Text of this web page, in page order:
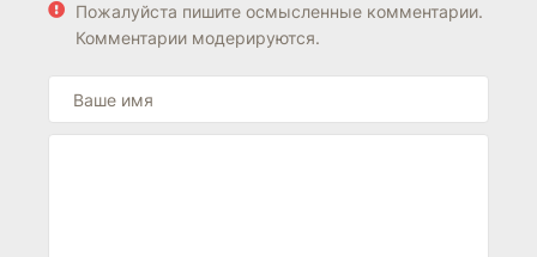
Пожалуйста пишите осмысленные комментарии.
Комментарии модерируются.